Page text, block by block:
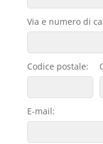
Via e numero di
Codice postale:
E-mail: